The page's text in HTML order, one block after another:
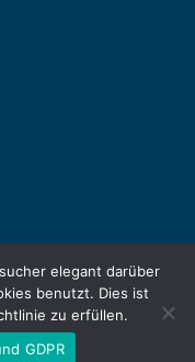
elegant darüber
benutzt. Dies ist
zu erfüllen.
GDPR